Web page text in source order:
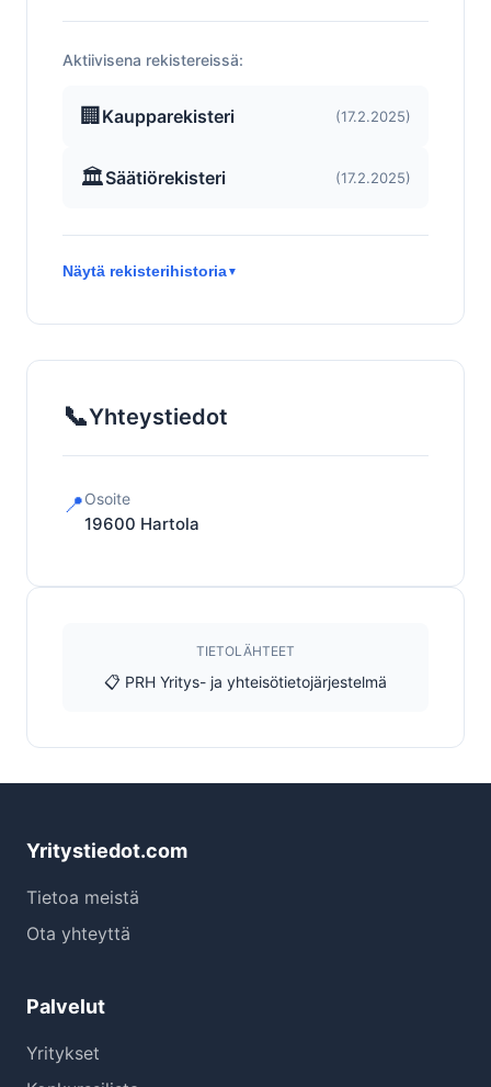
Aktiivisena rekistereissä:
🏢 Kaupparekisteri (17.2.2025)
🏛️Säätiörekisteri (17.2.2025)
Näytä rekisterihistoria▼
📞Yhteystiedot
📍Osoite
19600 Hartola
TIETOLÄHTEET
📋 PRH Yritys- ja yhteisötietojärjestelmä
Yritystiedot.com
Tietoa meistä
Ota yhteyttä
Palvelut
Yritykset